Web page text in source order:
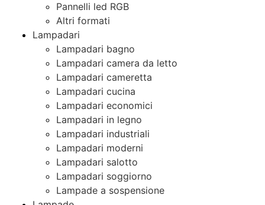
Pannelli led RGB
Altri formati
Lampadari
Lampadari bagno
Lampadari camera da letto
Lampadari cameretta
Lampadari cucina
Lampadari economici
Lampadari in legno
Lampadari industriali
Lampadari moderni
Lampadari salotto
Lampadari soggiorno
Lampade a sospensione